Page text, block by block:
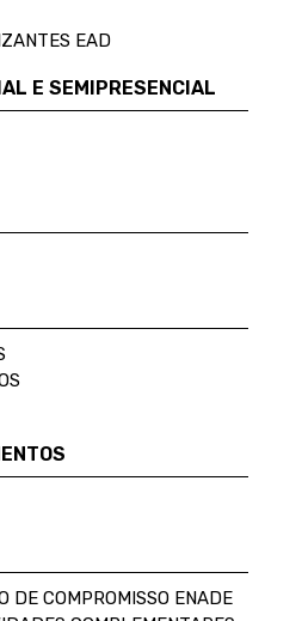
EAD
E SEMIPRESENCIAL
DE COMPROMISSO ENADE